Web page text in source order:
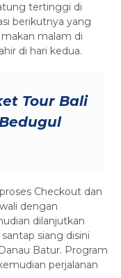
tertinggi di
berikutnya yang
malam di
di hari kedua.
Tour Bali
Checkout dan
dengan
dilanjutkan
siang disini
Batur. Program
perjalanan